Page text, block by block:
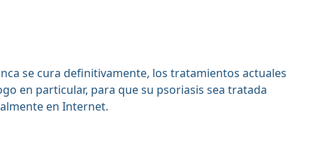
se cura definitivamente, los tratamientos actuales
en particular, para que su psoriasis sea tratada
en Internet.